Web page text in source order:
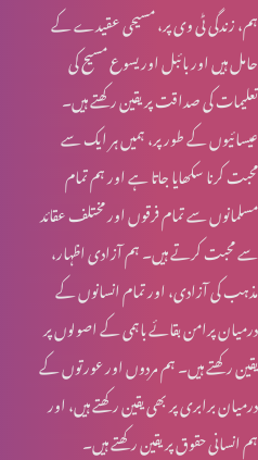
بند دروازوں کے پیچھے پارٹ 3
بند دروازوں کے پیچھے پارٹ 2
بند دروازوں کے پیچھے پارٹ 1
وعدہ (حصہ 2)
ہم، زندگی ٹی وی پر، مسیحی عقیدے کے
حامل ہیں اور بائبل اور یسوع مسیح کی
تعلیمات کی صداقت پر یقین رکھتے ہیں۔
عیسائیوں کے طور پر، ہمیں ہر ایک سے
محبت کرنا سکھایا جاتا ہے اور ہم تمام
مسلمانوں سے تمام فرقوں اور مختلف عقائد
سے محبت کرتے ہیں۔ ہم آزادی اظہار،
مذہب کی آزادی، اور تمام انسانوں کے
درمیان پرامن بقائے باہمی کے اصولوں پر
یقین رکھتے ہیں۔ ہم مردوں اور عورتوں کے
درمیان برابری پر بھی یقین رکھتے ہیں، اور
ہم انسانی حقوق پر یقین رکھتے ہیں۔